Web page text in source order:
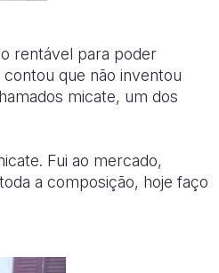
rentável para poder
que não inventou
micate, um dos
Fui ao mercado,
a composição, hoje faço